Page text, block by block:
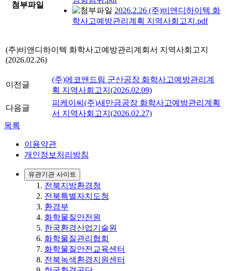
첨부파일
2026.2.26 (주)비앤디하이텍 화
학사고예방관리계획 지역사회고지.pdf
(주)비앤디하이텍 화학사고예방관리계회서 지역사회고지
(2026.02.26)
이전글
(주)에코앤드림 군산공장 화학사고예방관리계
획 지역사회고지(2026.02.09)
다음글
피케이씨(주)새만금공장 화학사고예방관리계획
서 지역사회고지(2026.02.27)
목록
이용약관
개인정보처리방침
유관기관 사이트
전북지방환경청
전북특별자치도청
환경부
화학물질안전원
한국환경산업기술원
화학물질관리협회
화학물질안전교육센터
전북녹색환경지원센터